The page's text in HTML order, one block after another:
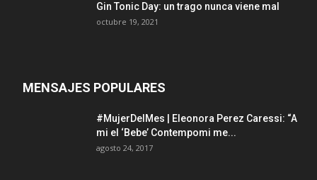
Gin Tonic Day: un trago nunca viene mal
octubre 19, 2021
MENSAJES POPULARES
#MujerDelMes | Eleonora Perez Caressi: “A
mi el ‘Bebe’ Contempomi me...
agosto 24, 2017